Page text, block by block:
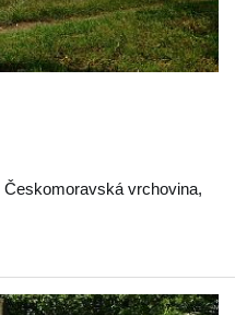
Českomoravská vrchovina,